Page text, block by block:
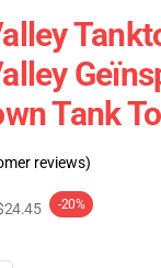
Tank
reviews)
-20%